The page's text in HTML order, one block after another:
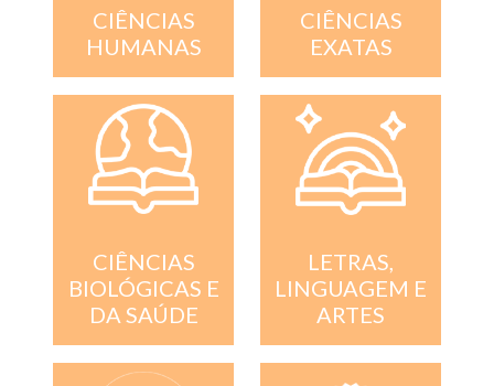
CIÊNCIAS
HUMANAS
CIÊNCIAS
EXATAS
CIÊNCIAS
BIOLÓGICAS E
DA SAÚDE
LETRAS,
LINGUAGEM E
ARTES